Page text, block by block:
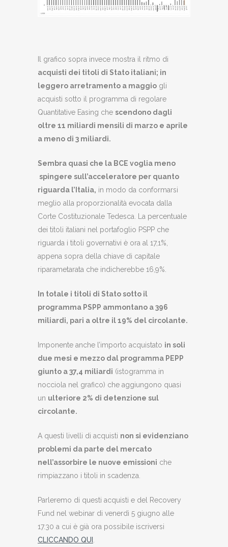
Il grafico sopra invece mostra il ritmo di
acquisti dei titoli di Stato italiani; in
leggero arretramento a maggio gli
acquisti sotto il programma di regolare
Quantitative Easing che scendono dagli
oltre 11 miliardi mensili di marzo e aprile
a meno di 3 miliardi.
Sembra quasi che la BCE voglia meno
spingere sull’acceleratore per quanto
riguarda l’Italia, in modo da conformarsi
meglio alla proporzionalità evocata dalla
Corte Costituzionale Tedesca. La percentuale
dei titoli italiani nel portafoglio PSPP che
riguarda i titoli governativi è ora al 17,1%,
appena sopra della chiave di capitale
riparametarata che indicherebbe 16,9%.
In totale i titoli di Stato sotto il
programma PSPP ammontano a 396
miliardi, pari a oltre il 19% del circolante.
Imponente anche l’importo acquistato in soli
due mesi e mezzo dal programma PEPP
giunto a 37,4 miliardi (istogramma in
nocciola nel grafico) che aggiungono quasi
un ulteriore 2% di detenzione sul
circolante.
A questi livelli di acquisti non si evidenziano
problemi da parte del mercato
nell’assorbire le nuove emissioni che
rimpiazzano i titoli in scadenza.
Parleremo di questi acquisti e del Recovery
Fund nel webinar di venerdì 5 giugno alle
17.30 a cui è già ora possibile iscriversi
CLICCANDO QUI